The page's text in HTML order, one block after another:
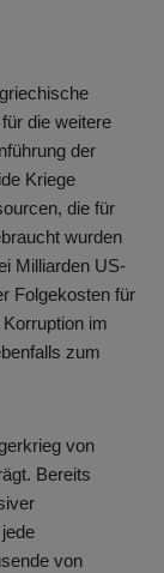
die weitere
der
Kriege
die für
wurden
Milliarden US-
Folgekosten für
im
zum
von
Bereits
von